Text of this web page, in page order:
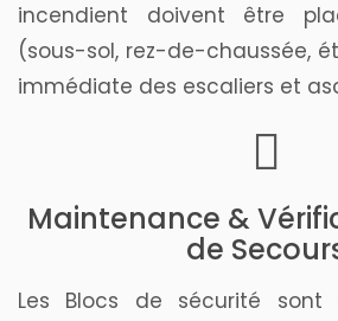
incendient doivent être
(sous-sol, rez-de-chaussée,
immédiate des escaliers et
Maintenance &
de
Les Blocs de sécurité